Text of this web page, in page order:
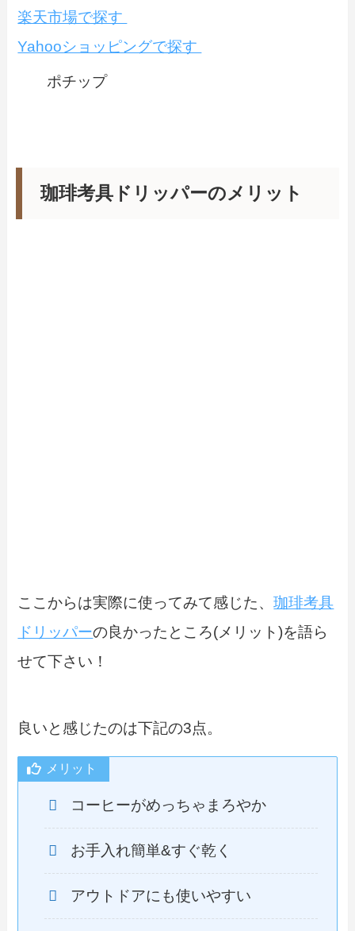
楽天市場で探す
Yahooショッピングで探す
ポチップ
珈琲考具ドリッパーのメリット
ここからは実際に使ってみて感じた、珈琲考具
ドリッパーの良かったところ(メリット)を語ら
せて下さい！
良いと感じたのは下記の3点。
メリット
コーヒーがめっちゃまろやか
お手入れ簡単&すぐ乾く
アウトドアにも使いやすい